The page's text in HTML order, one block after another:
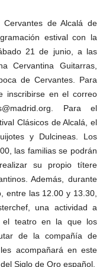
de Alcalá de
estival con la
21 de junio, a las
Cervantina Guitarras,
de Cervantes. Para
inscribirse en el correo
Para el
Clásicos de Alcalá, el
y Dulcineas. Los
las familias se podrán
su propio títere
Además, durante
entre las 12.00 y 13.30,
una actividad a
el teatro en la que los
de la compañía de
acompañará en este
Siglo de Oro español.